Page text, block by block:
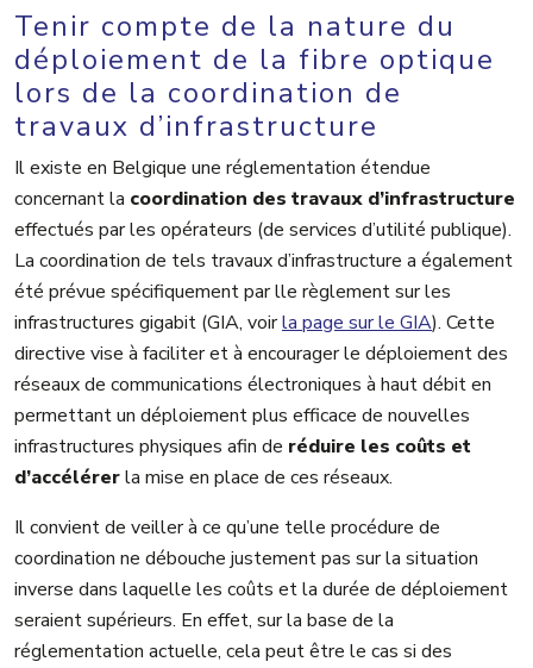
Tenir compte de la nature du
déploiement de la fibre optique
lors de la coordination de
travaux d’infrastructure
Il existe en Belgique une réglementation étendue
concernant la coordination des travaux d’infrastructure
effectués par les opérateurs (de services d’utilité publique).
La coordination de tels travaux d’infrastructure a également
été prévue spécifiquement par lle règlement sur les
infrastructures gigabit (GIA, voirla page sur le GIA). Cette
directive vise à faciliter et à encourager le déploiement des
réseaux de communications électroniques à haut débit en
permettant un déploiement plus efficace de nouvelles
infrastructures physiques afin de réduire les coûts et
d’accélérerla mise en place de ces réseaux.
Il convient de veiller à ce qu’une telle procédure de
coordination ne débouche justement pas sur la situation
inverse dans laquelle les coûts et la durée de déploiement
seraient supérieurs. En effet, sur la base de la
réglementation actuelle, cela peut être le cas si des